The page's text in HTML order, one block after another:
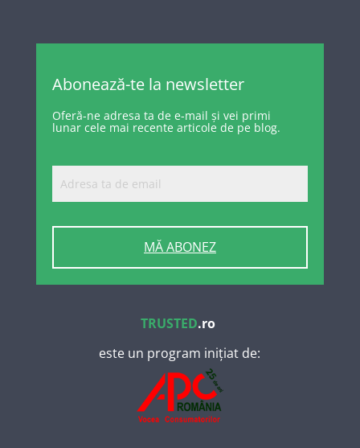
Abonează-te la newsletter
Oferă-ne adresa ta de e-mail și vei primi
lunar cele mai recente articole de pe blog.
MĂ ABONEZ
TRUSTED.ro
este un program inițiat de: